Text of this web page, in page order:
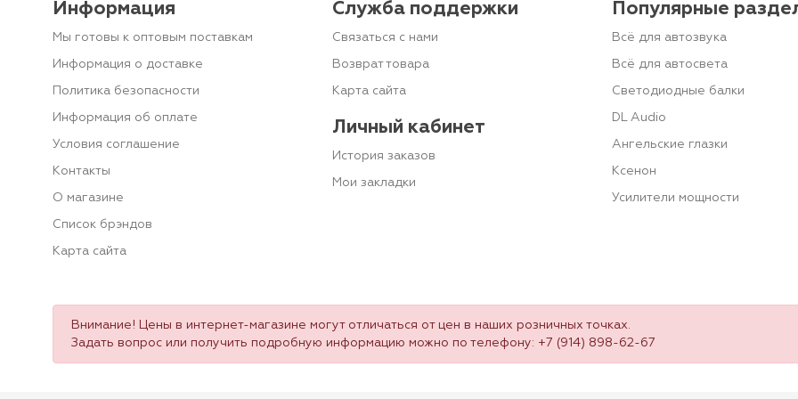
Информация
Мы готовы к оптовым поставкам
Информация о доставке
Политика безопасности
Информация об оплате
Условия соглашение
Контакты
О магазине
Список брэндов
Карта сайта
Служба поддержки
Связаться с нами
Возврат товара
Карта сайта
Личный кабинет
История заказов
Мои закладки
Популярные
Всё для автозвука
Всё для автосвета
Светодиодные балки
DL Audio
Ангельские глазки
Ксенон
Усилители мощности
Внимание! Цены в интернет-магазине могут отличаться от цен в наших розничных точках.
Задать вопрос или получить подробную информацию можно по телефону: +7 (914) 898-62-67